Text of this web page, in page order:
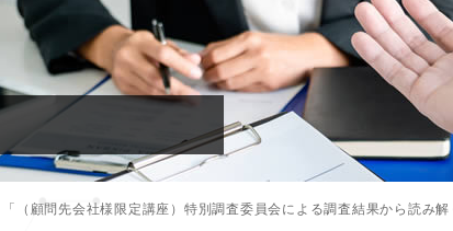
（顧問先会社様限定講座）特別調査委員会による調査結果から読み